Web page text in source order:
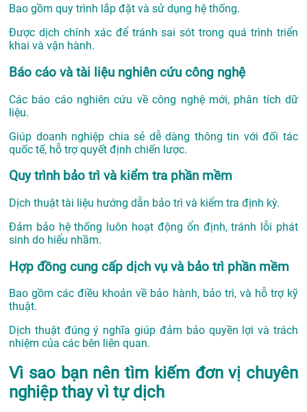
Bao gồm quy trình lắp đặt và sử dụng hệ thống.
Được dịch chính xác để tránh sai sót trong quá trình triển
khai và vận hành.
Báo cáo và tài liệu nghiên cứu công nghệ
Các báo cáo nghiên cứu về công nghệ mới, phân tích dữ
liệu.
Giúp doanh nghiệp chia sẻ dễ dàng thông tin với đối tác
quốc tế, hỗ trợ quyết định chiến lược.
Quy trình bảo trì và kiểm tra phần mềm
Dịch thuật tài liệu hướng dẫn bảo trì và kiểm tra định kỳ.
Đảm bảo hệ thống luôn hoạt động ổn định, tránh lỗi phát
sinh do hiểu nhầm.
Hợp đồng cung cấp dịch vụ và bảo trì phần mềm
Bao gồm các điều khoản về bảo hành, bảo trì, và hỗ trợ kỹ
thuật.
Dịch thuật đúng ý nghĩa giúp đảm bảo quyền lợi và trách
nhiệm của các bên liên quan.
Vì sao bạn nên tìm kiếm đơn vị chuyên
nghiệp thay vì tự dịch